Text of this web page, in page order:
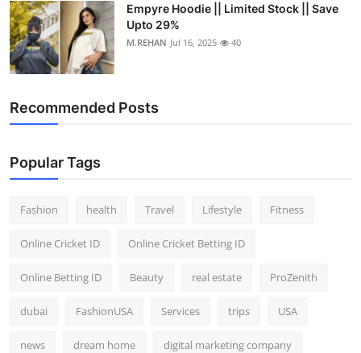
Empyre Hoodie || Limited Stock || Save
Upto 29%
M.REHAN Jul 16, 2025 40
Recommended Posts
Popular Tags
Fashion health Travel Lifestyle Fitness
Online Cricket ID Online Cricket Betting ID
Online Betting ID Beauty real estate ProZenith
dubai FashionUSA Services trips USA
news dream home digital marketing company